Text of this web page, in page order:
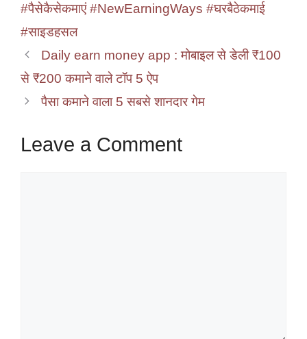
#पैसेकैसेकमाएं #NewEarningWays #घरबैठेकमाई
#साइडहसल
Daily earn money app : मोबाइल से डेली ₹100
से ₹200 कमाने वाले टॉप 5 ऐप
पैसा कमाने वाला 5 सबसे शानदार गेम
Leave a Comment